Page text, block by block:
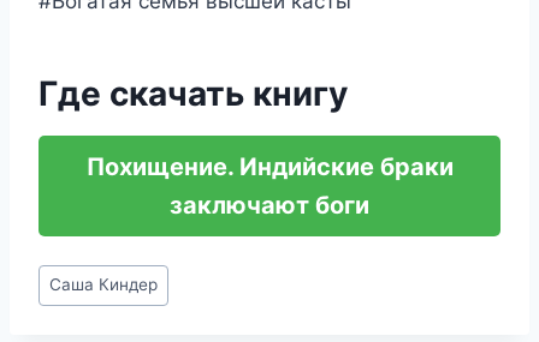
Где скачать книгу
Похищение. Индийские браки
заключают боги
Метки
записи:
Саша Киндер